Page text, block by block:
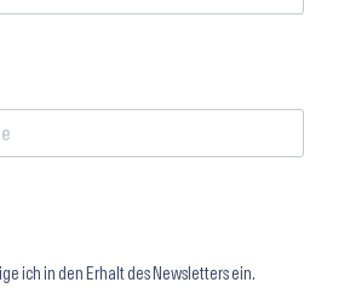
ich in den Erhalt des Newsletters ein.